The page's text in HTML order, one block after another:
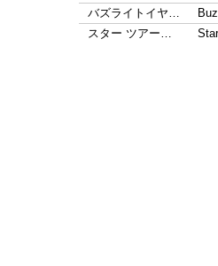
バズライトイヤ…
スター ツアー…